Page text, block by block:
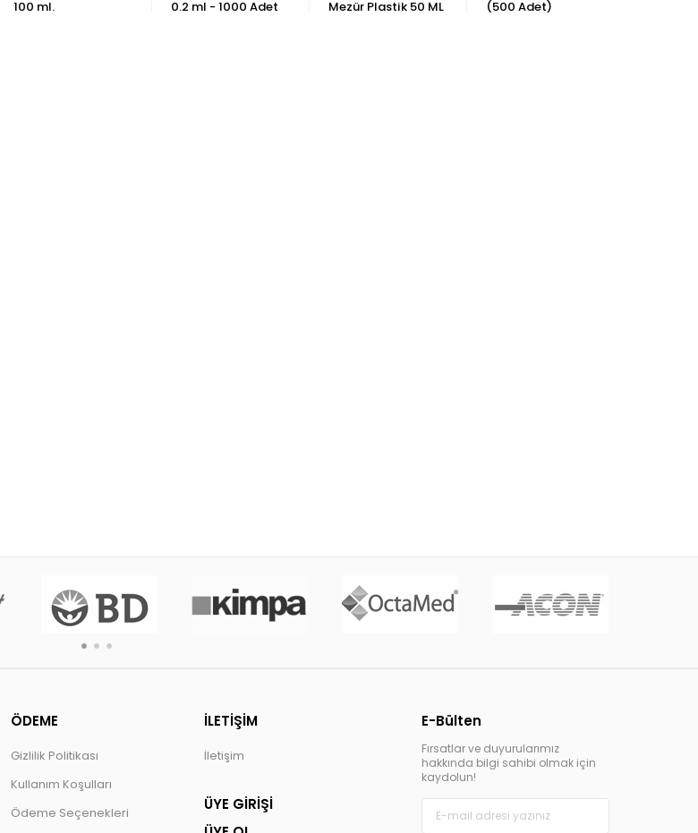
100 ml.
0.2 ml - 1000 Adet
Mezür Plastik 50 ML
(500 Adet)
E-Bülten
Fırsatlar ve duyurularımız
hakkında bilgi sahibi olmak için
kaydolun!
ÖDEME
Gizlilik Politikası
Kullanım Koşulları
Ödeme Seçenekleri
İLETİŞİM
İletişim
ÜYE GİRİŞİ